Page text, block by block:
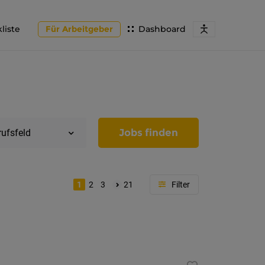
Dashboard
Für Arbeitgeber
Jobs finden
1 2 3 21